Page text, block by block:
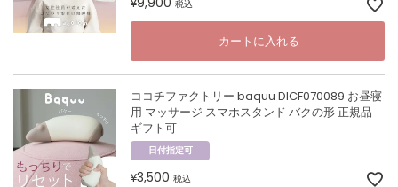
税込
カートに入れる
ココチファクトリー baquu DICF070089 お昼寝
用 マッサージ スマホスタンド バクの形 正規品
ギフト可
日付指定可
¥3,500 税込